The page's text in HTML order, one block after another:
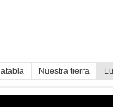
Nuestra tierra